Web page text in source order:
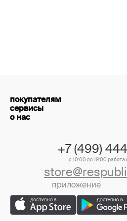
покупателям
сервисы
о нас
+7 (499)
с 10:00 до 19:00 работа
приложение